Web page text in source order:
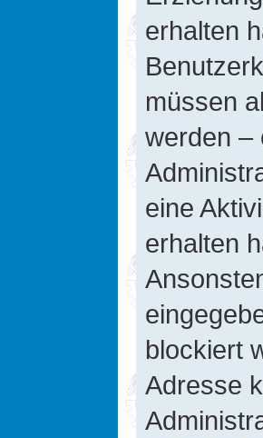
erhalten
müssen
werden –
eine
erhalten
blockiert
Adresse